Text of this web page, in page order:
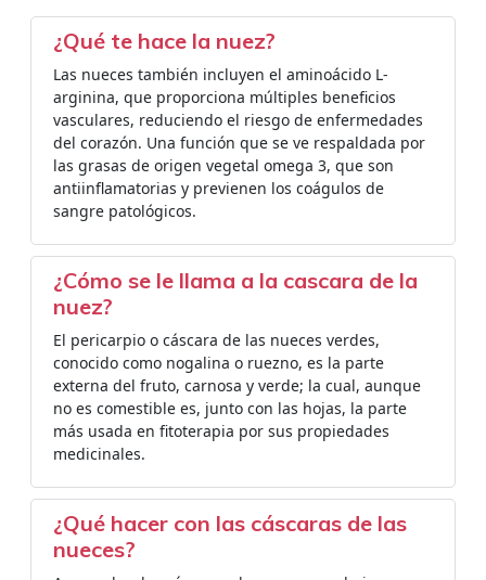
¿Qué te hace la nuez?
Las nueces también incluyen el aminoácido L-
arginina, que proporciona múltiples beneficios
vasculares, reduciendo el riesgo de enfermedades
del corazón. Una función que se ve respaldada por
las grasas de origen vegetal omega 3, que son
antiinflamatorias y previenen los coágulos de
sangre patológicos.
¿Cómo se le llama a la cascara de la
nuez?
El pericarpio o cáscara de las nueces verdes,
conocido como nogalina o ruezno,​ es la parte
externa del fruto, carnosa y verde; la cual, aunque
no es comestible es, junto con las hojas, la parte
más usada en fitoterapia por sus propiedades
medicinales.
¿Qué hacer con las cáscaras de las
nueces?